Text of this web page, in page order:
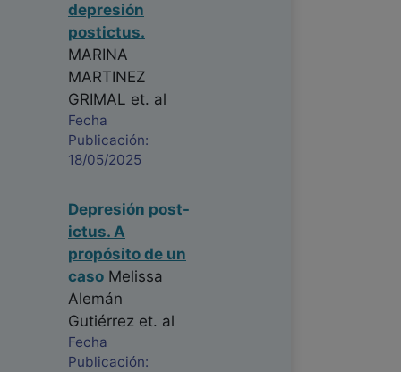
depresión
postictus.
MARINA
MARTINEZ
GRIMAL et. al
Fecha
Publicación:
18/05/2025
Depresión post-
ictus. A
propósito de un
caso Melissa
Alemán
Gutiérrez et. al
Fecha
Publicación: